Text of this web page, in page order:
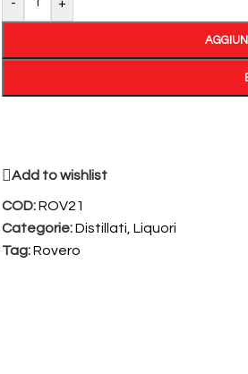
Add to wishlist
COD:ROV21
Categorie:Distillati Liquori
Tag:Rovero